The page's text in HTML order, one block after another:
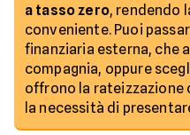
a tasso zero, rendendo
conveniente. Puoi
finanziaria esterna, che
compagnia, oppure
offrono la rateizzazione
la necessità di